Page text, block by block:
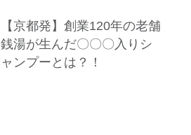
【京都発】創業120年の老舗
銭湯が生んだ〇〇〇入りシ
ャンプーとは？！